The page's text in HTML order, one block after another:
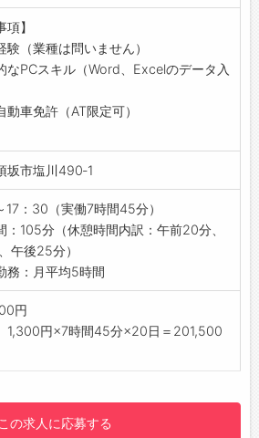
払い制度あり！
に応じて、給与前払いが可能です◎
！簡単受取！日払い即日払い対応！
はいつでもご相談ください！
!!フォロー体制もバッチリ
自宅からお電話で可能です◎
可能！自分が働くイメージができま
のパソコン対応
メール対応
業務に付随する業務
リア及び顧客層】
信、東信、中信エリアを担当。本社か
大2時間以内が中心です（一部既存顧
のみ南信有り）
9割は個人、1割は法人となります
めポイント】
入を検討中のお客様のみ対応するた
販売はありません。
針で営業ノルマは設定していませ
験の方も安心してチャレンジできる環
た貸与品◎
業務に必要なものは貸与させていただ
項】
験（業種は問いません）
なPCスキル（Word、Excelのデータ入
動車免許（AT限定可）
坂市塩川490‐1
17：30（実働7時間45分）
：105分（休憩時間内訳：午前20分、
午後25分）
務：月平均5時間
円
1,300円×7時間45分×20日＝201,500
この求人に応募する